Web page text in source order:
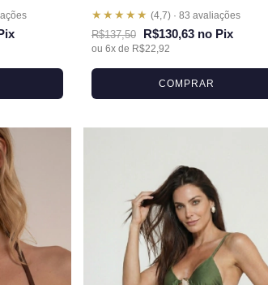
★★★★★ (4,7) · 83 avaliações
R$137,50 R$130,63 no Pix
ou 6x de R$22,92
COMPRAR